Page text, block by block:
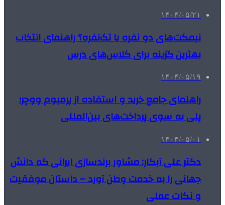
۱۴۰۴/۰۵/۲۱
نیمکت‌های دو نفره یا تک‌نفره؟ راهنمای انتخاب
بهترین گزینه برای کلاس‌های درس
۱۴۰۴/۰۵/۱۹
راهنمای جامع خرید و استفاده از پرمیوم ووچر؛
پلی به سوی پرداخت‌های بین‌المللی
۱۴۰۴/۰۵/۰۱
دکتر علی آبکار: مشاور برندسازی ایرانی که دانش
جهانی را به خدمت وطن آورد – داستان موفقیت
و نکات عملی